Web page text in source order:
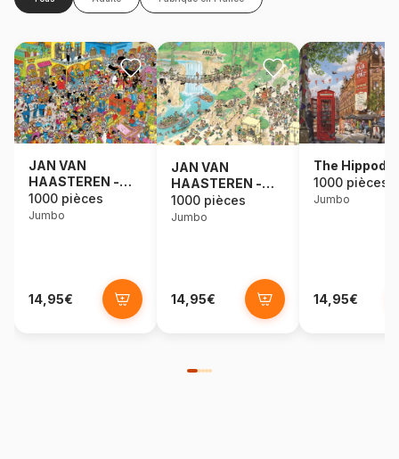
JAN VAN
HAASTEREN -
DIA DE LOS
MUERTOS (1000
1000 pièces
Jumbo
14,95€
JAN VAN
HAASTEREN -
BIENVENUE DANS
LA JUNGLE (1000
1000 pièces
Jumbo
14,95€
The
1000 pièces
Jumbo
14,95€